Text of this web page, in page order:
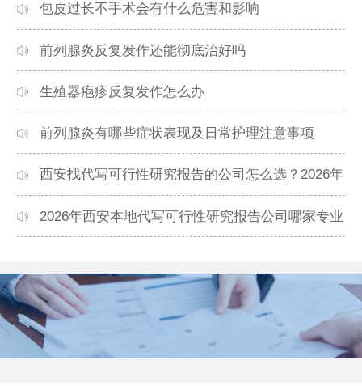
包皮过长不手术会有什么危害和影响
前列腺炎反复发作还能彻底治好吗
生殖器疱疹反复发作怎么办
前列腺炎有哪些症状表现及日常护理注意事项
西安找代写可行性研究报告的公司怎么选？2026年
本地高口碑机构排名
2026年西安本地代写可行性研究报告公司哪家专业